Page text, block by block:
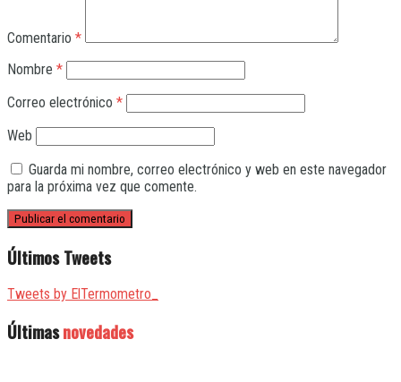
Comentario *
Nombre *
Correo electrónico *
Web
Guarda mi nombre, correo electrónico y web en este navegador
para la próxima vez que comente.
Últimos Tweets
Tweets by ElTermometro_
Últimasnovedades